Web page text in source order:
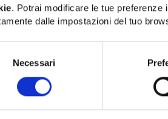
. Potrai modificare le tue
dalle impostazioni del tuo
Necessari
SKU:MTS65108544